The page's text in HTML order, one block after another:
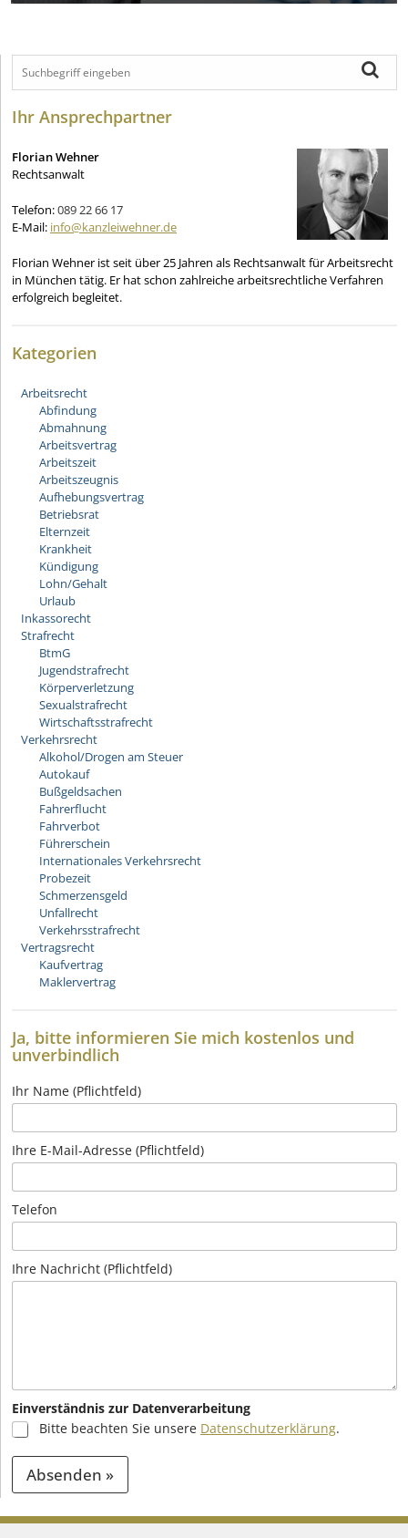
Ihr Ansprechpartner
Florian Wehner
Rechtsanwalt
Telefon:089 22 66 17
E-Mail: info@kanzleiwehner.de
Florian Wehner ist seit über 25 Jahren als Rechtsanwalt für Arbeitsrecht
in München tätig. Er hat schon zahlreiche arbeitsrechtliche Verfahren
erfolgreich begleitet.
Kategorien
Arbeitsrecht
Abfindung
Abmahnung
Arbeitsvertrag
Arbeitszeit
Arbeitszeugnis
Aufhebungsvertrag
Betriebsrat
Elternzeit
Krankheit
Kündigung
Lohn/Gehalt
Urlaub
Inkassorecht
Strafrecht
BtmG
Jugendstrafrecht
Körperverletzung
Sexualstrafrecht
Wirtschaftsstrafrecht
Verkehrsrecht
Alkohol/Drogen am Steuer
Autokauf
Bußgeldsachen
Fahrerflucht
Fahrverbot
Führerschein
Internationales Verkehrsrecht
Probezeit
Schmerzensgeld
Unfallrecht
Verkehrsstrafrecht
Vertragsrecht
Kaufvertrag
Maklervertrag
Ja, bitte informieren Sie mich kostenlos und
unverbindlich
Ihr Name (Pflichtfeld)
Ihre E-Mail-Adresse (Pflichtfeld)
Telefon
Ihre Nachricht (Pflichtfeld)
Einverständnis zur Datenverarbeitung
Bitte beachten Sie unsere Datenschutzerklärung.
Absenden »